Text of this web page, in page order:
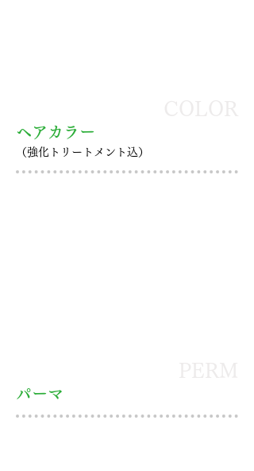
ヘアカラー
（強化トリートメント込）
パーマ